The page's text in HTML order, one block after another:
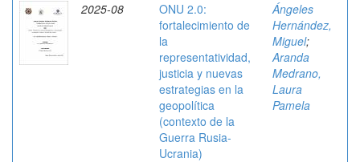
2025-08
ONU 2.0:
fortalecimiento de
la
representatividad,
justicia y nuevas
estrategias en la
geopolítica
(contexto de la
Guerra Rusia-
Ucrania)
Ángeles
Hernández,
Miguel;
Aranda
Medrano,
Laura
Pamela